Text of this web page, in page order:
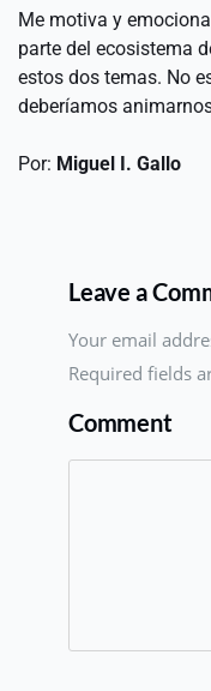
Me motiva y
parte del ecosistema
estos dos temas. No
deberíamos
Por: Miguel I. Gallo
Leave a
Your email
Required fields
Comment